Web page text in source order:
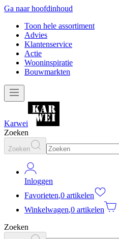
Ga naar hoofdinhoud
Toon hele assortiment
Advies
Klantenservice
Actie
Wooninspiratie
Bouwmarkten
Karwei
Zoeken
Zoeken
Inloggen
Favorieten,0 artikelen
Winkelwagen,0 artikelen
Zoeken